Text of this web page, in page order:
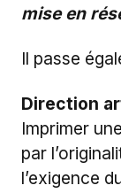
mise en
Il passe
Direction
Imprimer
par
l’exigence